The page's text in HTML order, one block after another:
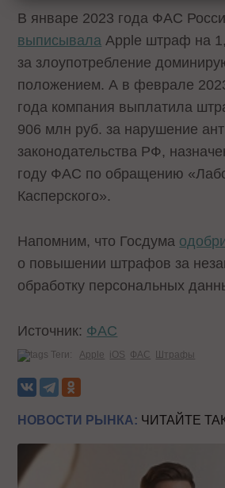
В январе 2023 года ФАС
выписывала Apple штраф на
за злоупотребление
положением. А в феврале
года компания выплатила
906 млн руб. за нарушение
законодательства РФ,
году ФАС по обращению
Касперского».
Напомним, что Госдума
о повышении штрафов за
обработку персональных
Источник: ФАС
Теги: Apple iOS ФАС Штрафы
НОВОСТИ РЫНКА: ЧИТАЙТЕ